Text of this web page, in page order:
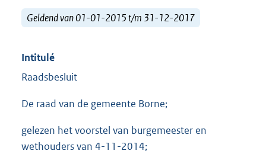
Geldend van 01-01-2015 t/m 31-12-2017
Intitulé
Raadsbesluit
De raad van de gemeente Borne;
gelezen het voorstel van burgemeester en
wethouders van 4-11-2014;